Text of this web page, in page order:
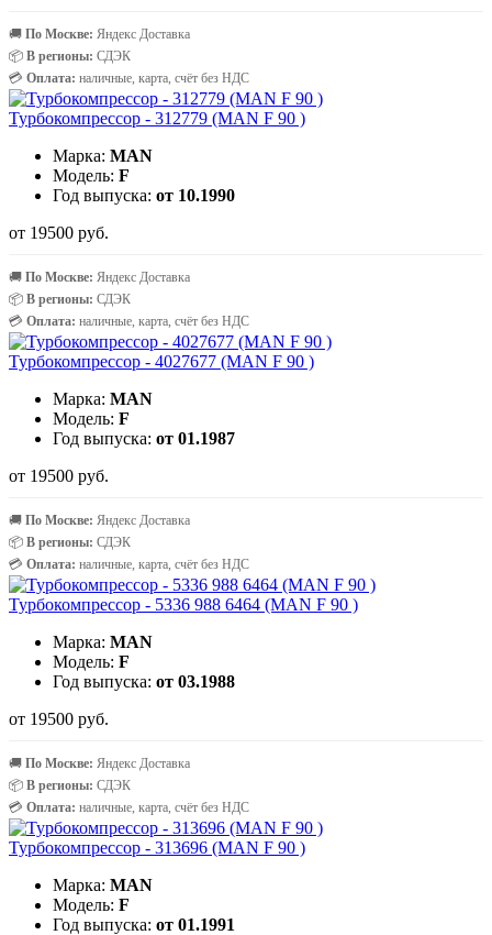
🚚 По Москве: Яндекс Доставка
📦 В регионы: СДЭК
💳 Оплата: наличные, карта, счёт без НДС
Турбокомпрессор - 312779 (MAN F 90 )
Марка: MAN
Модель: F
Год выпуска: от 10.1990
от 19500 руб.
🚚 По Москве: Яндекс Доставка
📦 В регионы: СДЭК
💳 Оплата: наличные, карта, счёт без НДС
Турбокомпрессор - 4027677 (MAN F 90 )
Марка: MAN
Модель: F
Год выпуска: от 01.1987
от 19500 руб.
🚚 По Москве: Яндекс Доставка
📦 В регионы: СДЭК
💳 Оплата: наличные, карта, счёт без НДС
Турбокомпрессор - 5336 988 6464 (MAN F 90 )
Марка: MAN
Модель: F
Год выпуска: от 03.1988
от 19500 руб.
🚚 По Москве: Яндекс Доставка
📦 В регионы: СДЭК
💳 Оплата: наличные, карта, счёт без НДС
Турбокомпрессор - 313696 (MAN F 90 )
Марка: MAN
Модель: F
Год выпуска: от 01.1991